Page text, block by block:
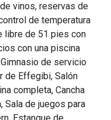
vinos, reservas de
de temperatura
libre de 51 pies con
con una piscina
de servicio
de Effegibi, Salón
completa, Cancha
Sala de juegos para